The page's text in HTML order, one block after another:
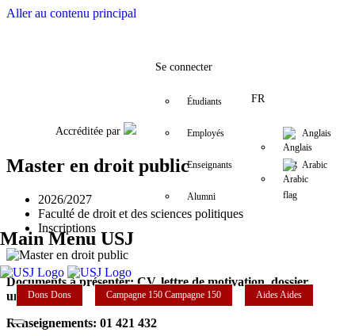
Aller au contenu principal
FacebookTwitter
Accréditée par
Se connecter
Étudiants
Employés
Enseignants
Alumni
FR
Anglais
Arabic
Main Menu USJ
Dons Dons Campagne 150 Campagne 150 AidesAides
Master en droit public
2026/2027
Faculté de droit et des sciences politiques
Inscriptions
Documents à présenter: CV, lettre de motivation, dossier
universitaire
Renseignements: 01 421 432